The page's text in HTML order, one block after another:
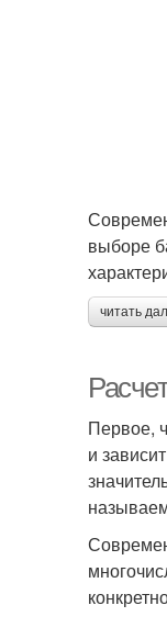
выборе
читать
Первое,
и